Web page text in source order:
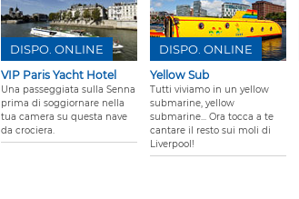
VIP Paris Yacht Hotel
Una passeggiata sulla Senna
prima di soggiornare nella
tua camera su questa nave
da crociera.
DISPO. ONLINE
Yellow Sub
Tutti viviamo in un yellow
submarine, yellow
submarine... Ora tocca a te
cantare il resto sui moli di
Liverpool!
DISPO. ONLINE